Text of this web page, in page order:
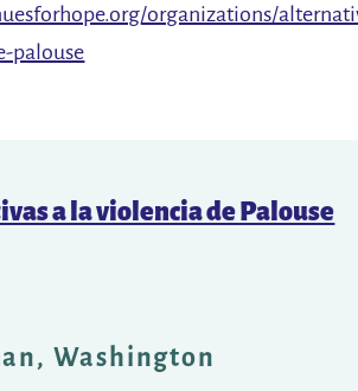
organizations/
palouse
a la violencia de Palouse
Washington